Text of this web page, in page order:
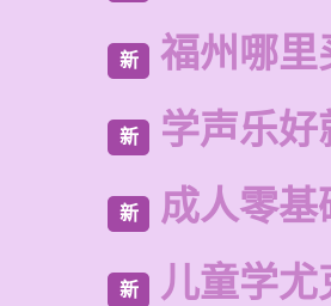
新 福州哪里
新 学声乐好
新 成人零
新 儿童学